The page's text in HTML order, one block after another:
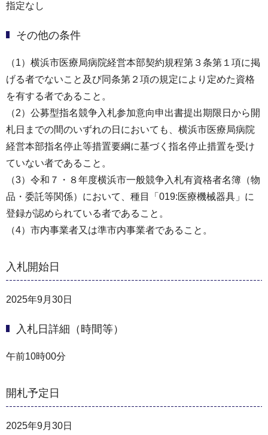
指定なし
その他の条件
（1）横浜市医療局病院経営本部契約規程第３条第１項に掲
げる者でないこと及び同条第２項の規定により定めた資格
を有する者であること。
（2）公募型指名競争入札参加意向申出書提出期限日から開
札日までの間のいずれの日においても、横浜市医療局病院
経営本部指名停止等措置要綱に基づく指名停止措置を受け
ていない者であること。
（3）令和７・８年度横浜市一般競争入札有資格者名簿（物
品・委託等関係）において、種目「019:医療機械器具」に
登録が認められている者であること。
（4）市内事業者又は準市内事業者であること。
入札開始日
2025年9月30日
入札日詳細（時間等）
午前10時00分
開札予定日
2025年9月30日